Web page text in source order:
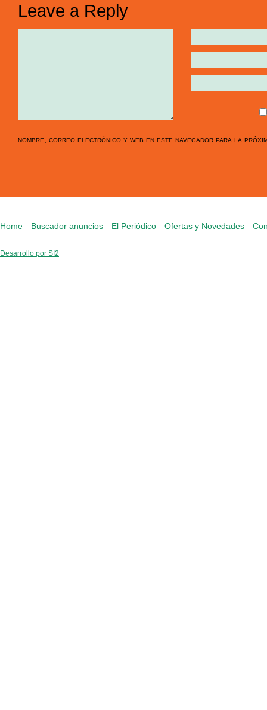
Leave a Reply
nombre, correo electrónico y web en este navegador para la
Home Buscador anuncios El Periódico Ofertas y Novedades
Desarrollo por SI2